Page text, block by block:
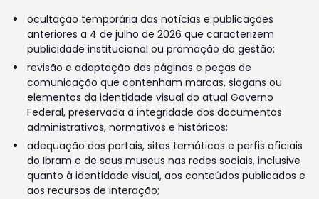
ocultação temporária das notícias e publicações
anteriores a 4 de julho de 2026 que caracterizem
publicidade institucional ou promoção da gestão;
revisão e adaptação das páginas e peças de
comunicação que contenham marcas, slogans ou
elementos da identidade visual do atual Governo
Federal, preservada a integridade dos documentos
administrativos, normativos e históricos;
adequação dos portais, sites temáticos e perfis oficiais
do Ibram e de seus museus nas redes sociais, inclusive
quanto à identidade visual, aos conteúdos publicados e
aos recursos de interação;